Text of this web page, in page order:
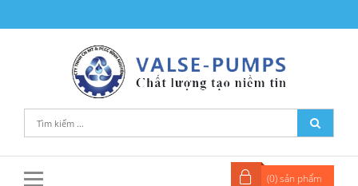
(0) sản phẩm